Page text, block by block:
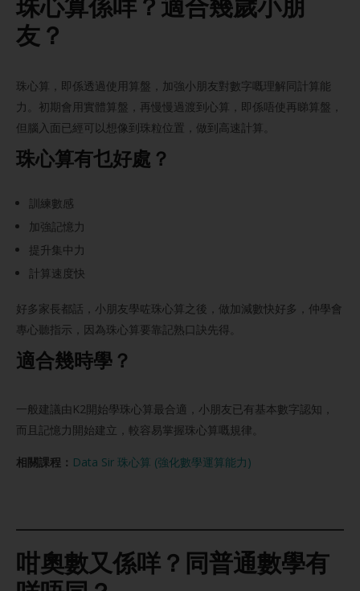
友？
珠心算，即係透過使用算盤，加強小朋友對數字嘅理解同計算能
力。初期會用實體算盤，再慢慢過渡到心算，即係唔使再睇算盤，
但腦入面已經可以想像到珠粒位置，做到高速計算。
珠心算有乜好處？
訓練數感
加強記憶力
提升集中力
計算速度快
好多家長都話，小朋友學咗珠心算之後，做加減數快好多，仲學會
專心聽指示，因為珠心算要靠記熟口訣先得。
適合幾時學？
一般建議由K2開始學珠心算最合適，小朋友已有基本數字認知，
而且記憶力開始建立，較容易掌握珠心算嘅規律。
相關課程： Data Sir 珠心算 (強化數學運算能力)
咁奧數又係咩？同普通數學有